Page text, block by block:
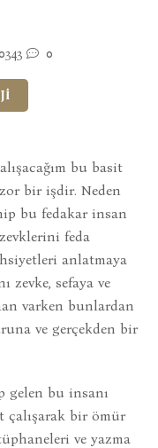
0
bu basit
bir işdir. Neden
bu fedakar insan
feda
anlatmaya
zevke, sefaya ve
varken bunlardan
ve gerçekden bir
gelen bu insanı
çalışarak bir ömür
ve yazma